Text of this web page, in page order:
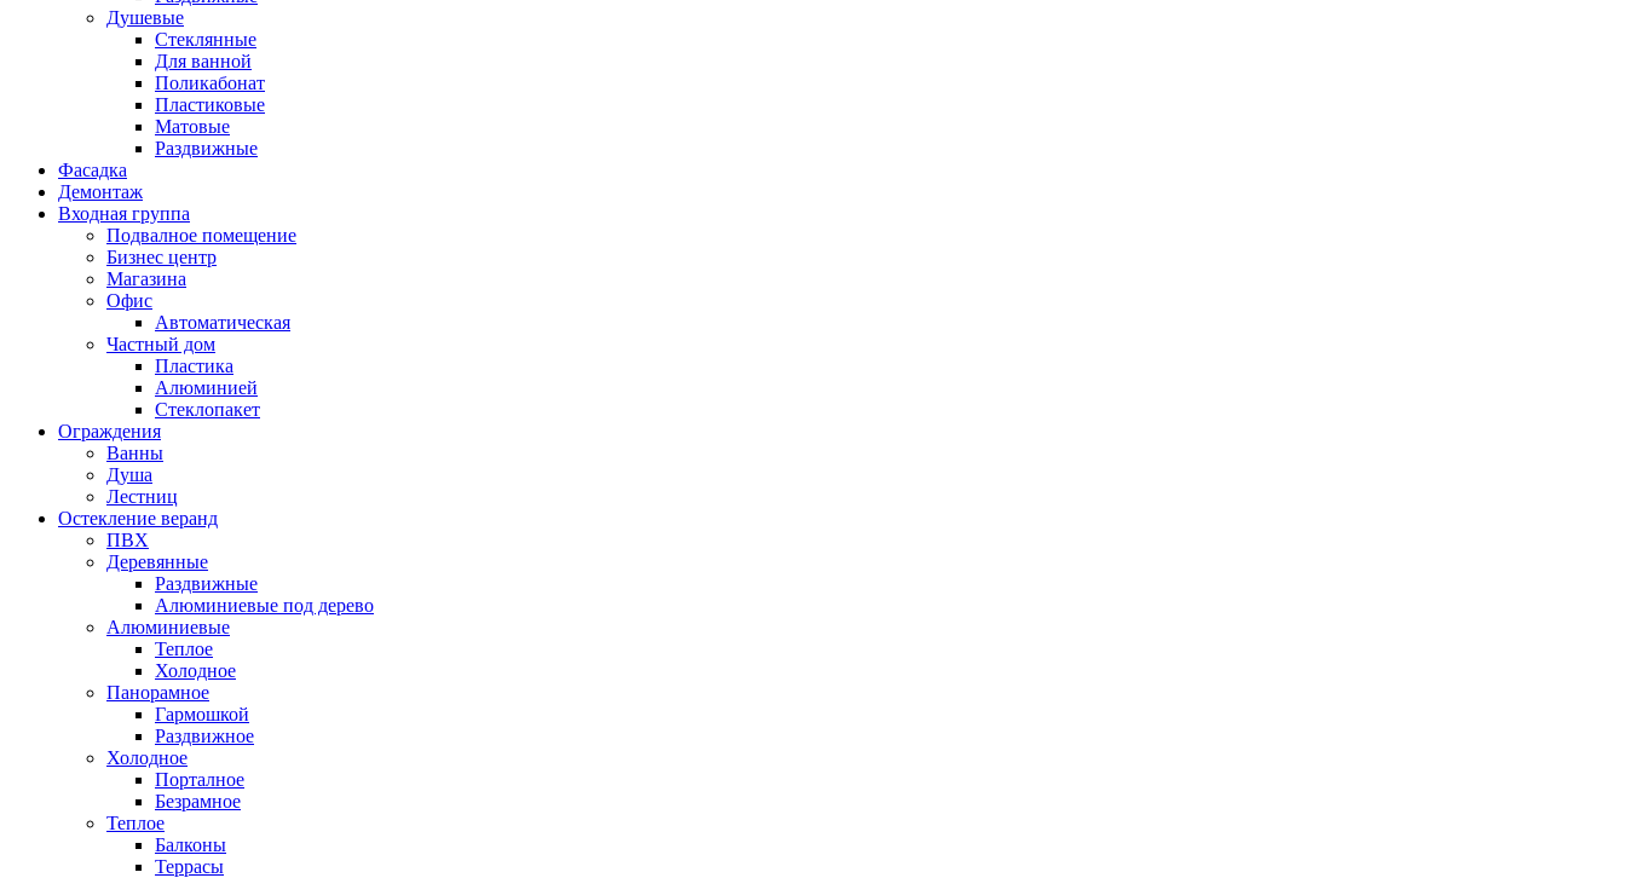
Душевые
Стеклянные
Для ванной
Поликабонат
Пластиковые
Матовые
Раздвижные
Фасадка
Демонтаж
Входная группа
Подвалное помещение
Бизнес центр
Магазина
Офис
Автоматическая
Частный дом
Пластика
Алюминией
Стеклопакет
Ограждения
Ванны
Душа
Лестниц
Остекление веранд
ПВХ
Деревянные
Раздвижные
Алюминиевые под дерево
Алюминиевые
Теплое
Холодное
Панорамное
Гармошкой
Раздвижное
Холодное
Порталное
Безрамное
Теплое
Балконы
Террасы